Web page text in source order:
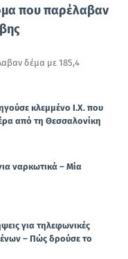
που παρέλαβαν
δέμα με 185,4
κλεμμένο Ι.Χ. που
από τη Θεσσαλονίκη
ναρκωτικά – Μία
για τηλεφωνικές
– Πώς δρούσε το